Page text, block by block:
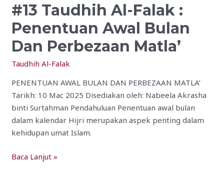
#13 Taudhih Al-Falak :
Penentuan Awal Bulan
Dan Perbezaan Matla’
Taudhih Al-Falak
PENENTUAN AWAL BULAN DAN PERBEZAAN MATLA’
Tarikh: 10 Mac 2025 Disediakan oleh: Nabeela Akrasha
binti Surtahman Pendahuluan Penentuan awal bulan
dalam kalendar Hijri merupakan aspek penting dalam
kehidupan umat Islam.
Baca Lanjut »